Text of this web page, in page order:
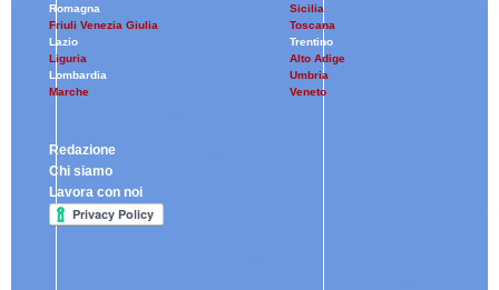
Romagna
Friuli Venezia Giulia
Lazio
Liguria
Lombardia
Marche
Sicilia
Toscana
Trentino
Alto Adige
Umbria
Veneto
Redazione
Chi siamo
Lavora con noi